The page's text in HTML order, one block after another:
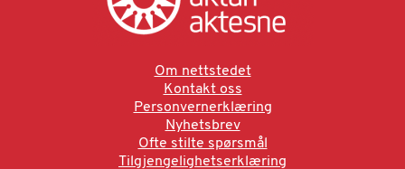
Om nettstedet
Kontakt oss
Personvernerklæring
Nyhetsbrev
Ofte stilte spørsmål
Tilgjengelighetserklæring